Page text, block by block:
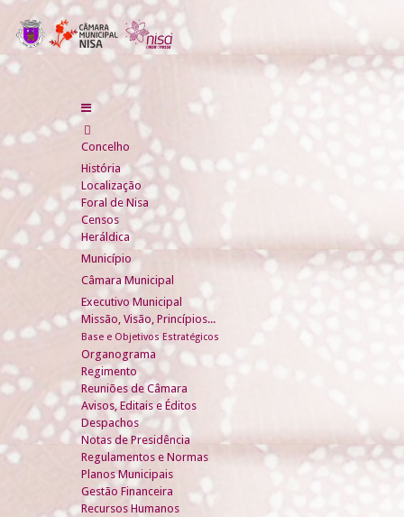
Concelho
História
Localização
Foral de Nisa
Censos
Heráldica
Município
Câmara Municipal
Executivo Municipal
Missão, Visão, Princípios...
Base e Objetivos Estratégicos
Organograma
Regimento
Reuniões de Câmara
Avisos, Editais e Éditos
Despachos
Notas de Presidência
Regulamentos e Normas
Planos Municipais
Gestão Financeira
Recursos Humanos